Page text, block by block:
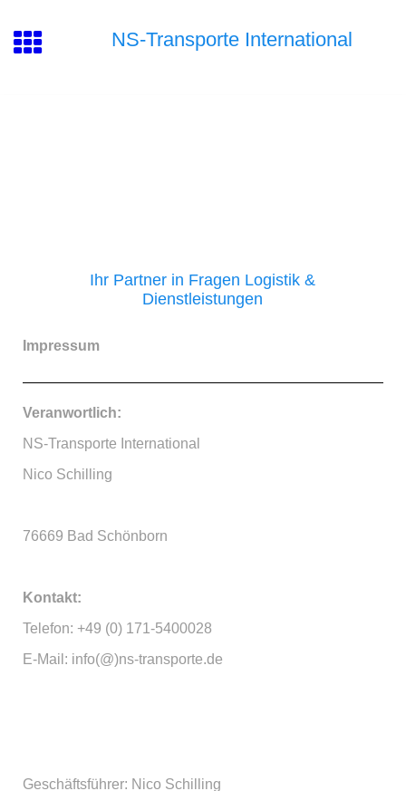
NS-Transporte International
Ihr Partner in Fragen Logistik &
Dienstleistungen
Impressum
Veranwortlich:
NS-Transporte International
Nico Schilling
76669 Bad Schönborn
Kontakt:
Telefon: +49 (0) 171-5400028
E-Mail: info(@)ns-transporte.de
Geschäftsführer: Nico Schilling